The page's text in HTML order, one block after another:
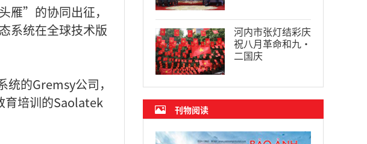
雁”的协同出征，
系统在全球技术版
的Gremsy公司，
育培训的Saolatek
河内市张灯结彩庆
祝八月革命和九·
二国庆
刊物阅读